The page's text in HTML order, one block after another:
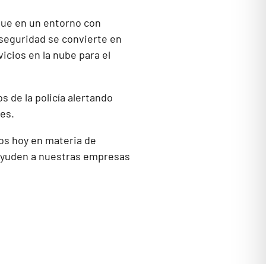
en un entorno con
se convierte en
en la nube para el
de la policía alertando
hoy en materia de
a nuestras empresas